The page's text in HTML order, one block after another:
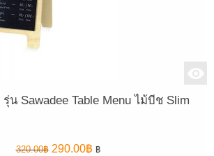
น Sawadee Table Menu ไม้บีช Slim
320.00฿ Original
290.00฿Current
฿